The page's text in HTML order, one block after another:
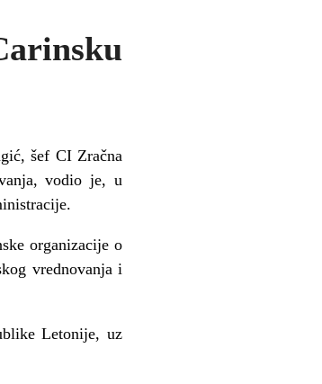
šef CI Zračna
vodio je, u
organizacije o
vrednovanja i
Letonije, uz